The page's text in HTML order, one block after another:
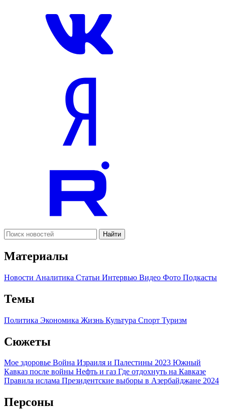
Найти
Материалы
Новости Аналитика Статьи Интервью Видео Фото Подкасты
Темы
Политика Экономика Жизнь Культура Спорт Туризм
Сюжеты
Мое здоровье Война Израиля и Палестины 2023 Южный
Кавказ после войны Нефть и газ Где отдохнуть на Кавказе
Правила ислама Президентские выборы в Азербайджане 2024
Персоны